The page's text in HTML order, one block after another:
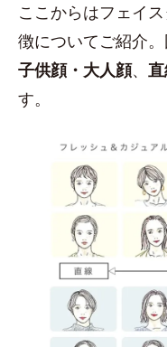
ここからはフェイ
徴についてご紹介
子供顔・大人顔、
す。